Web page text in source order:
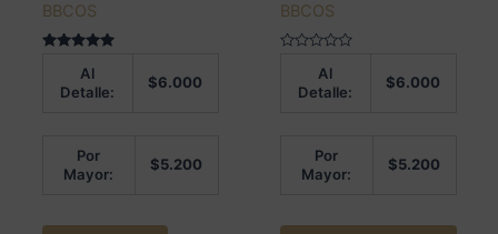
BBCOS
de 5
Al
Detalle:
$6.000
Por
Mayor:
$5.200
BBCOS
Al
Detalle:
$6.000
Por
Mayor:
$5.200